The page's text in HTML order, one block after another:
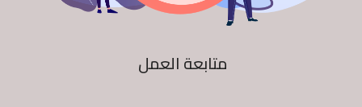
متابعة العمل